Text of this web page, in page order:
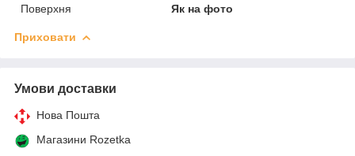
Поверхня
Як на фото
Приховати
Умови доставки
Нова Пошта
Магазини Rozetka